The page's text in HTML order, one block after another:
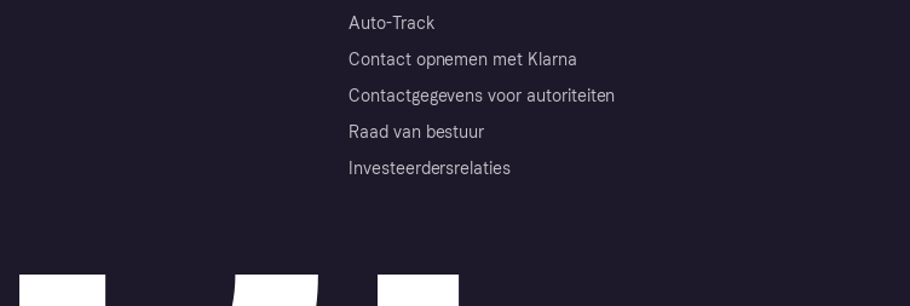
Auto-Track
Contact opnemen met Klarna
Contactgegevens voor autoriteiten
Raad van bestuur
Investeerdersrelaties